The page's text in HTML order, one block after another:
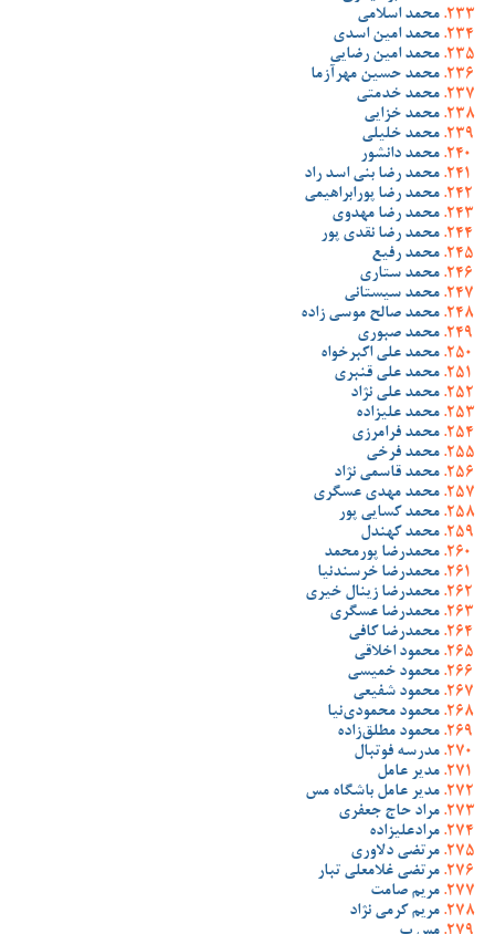
محمد اسلامی
محمد امین اسدی
محمد امین رضایی
محمد حسین مهرآزما
محمد خدمتی
محمد خزایی
محمد خلیلی
محمد دانشور
محمد رضا بنی اسد راد
محمد رضا پورابراهیمی
محمد رضا مهدوی
محمد رضا نقدی پور
محمد رفیع
محمد ستاری
محمد سیستانی
محمد صالح موسی زاده
محمد صبوری
محمد علی اکبرخواه
محمد علی قنبری
محمد علی نژاد
محمد علیزاده
محمد فرامرزی
محمد فرخی
محمد قاسمی نژاد
محمد مهدی عسگری
محمد کسایی پور
محمد کهندل
محمدرضا پورمحمد
محمدرضا خرسندنیا
محمدرضا زینال خیری
محمدرضا عسگری
محمدرضا کافی
محمود اخلاقی
محمود خمیسی
محمود شفیعی
محمود محمودی‌نیا
محمود مطلق‌زاده
مدرسه فوتبال
مدیر عامل
مدیر عامل باشگاه مس
مراد حاج جعفری
مرادعلیزاده
مرتضی دلاوری
مرتضی غلامعلی تبار
مریم صامت
مریم کرمی نژاد